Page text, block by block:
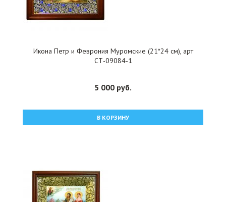
Икона Петр и Феврония Муромские (21*24 см), арт
СТ-09084-1
5 000 руб.
В КОРЗИНУ